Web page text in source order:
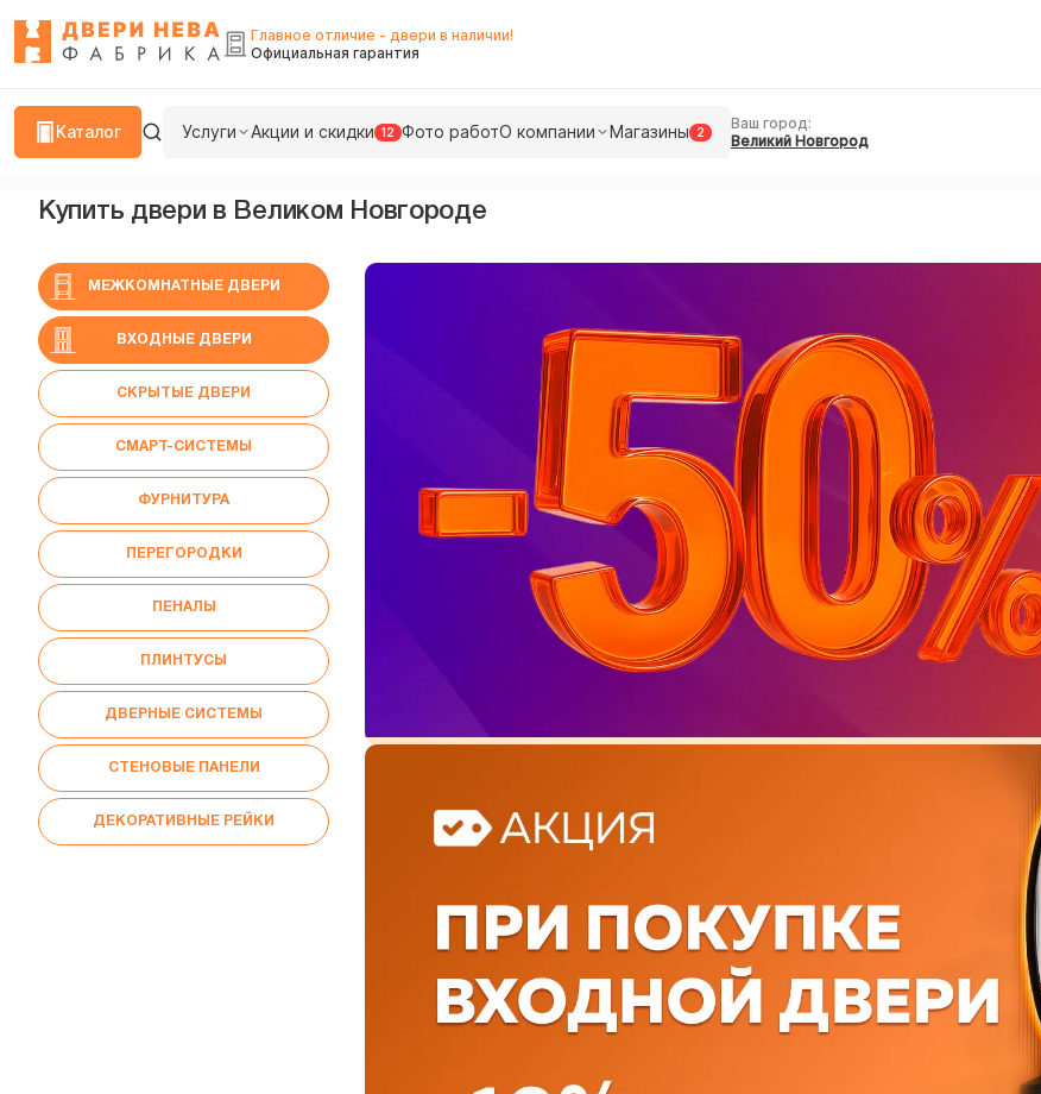
Главное отличие - двери в наличии!
Официальная гарантия
Каталог Услуги Акции и скидки 12 Фото работО компании Магазины 2
Ваш город:
Великий Новгород
Купить двери в Великом Новгороде
МЕЖКОМНАТНЫЕ ДВЕРИ
ВХОДНЫЕ ДВЕРИ
СКРЫТЫЕ ДВЕРИ
СМАРТ-СИСТЕМЫ
ФУРНИТУРА
ПЕРЕГОРОДКИ
ПЕНАЛЫ
ПЛИНТУСЫ
ДВЕРНЫЕ СИСТЕМЫ
СТЕНОВЫЕ ПАНЕЛИ
ДЕКОРАТИВНЫЕ РЕЙКИ